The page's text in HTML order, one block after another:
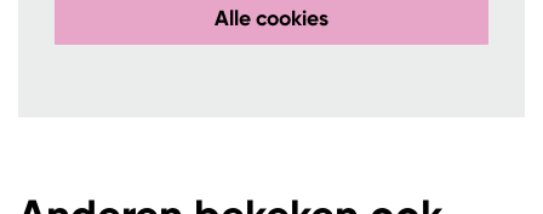
Alle cookies